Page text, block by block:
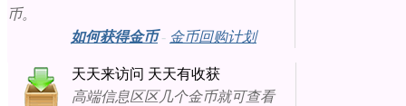
币。
如何获得金币- 金币回购计划
天天来访问 天天有收获
高端信息区区几个金币就可查看